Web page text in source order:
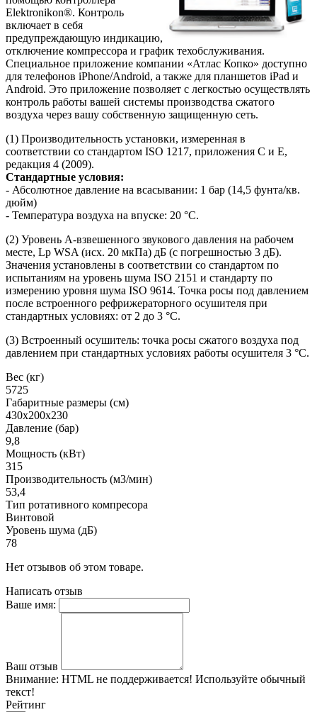
Elektronikon®. Контроль
включает в себя
предупреждающую индикацию,
отключение компрессора и график техобслуживания.
Специальное приложение компании «Атлас Копко» доступно
для телефонов iPhone/Android, а также для планшетов iPad и
Android. Это приложение позволяет с легкостью осуществлять
контроль работы вашей системы производства сжатого
воздуха через вашу собственную защищенную сеть.
(1) Производительность установки, измеренная в
соответствии со стандартом ISO 1217, приложения C и E,
редакция 4 (2009).
Стандартные условия:
- Абсолютное давление на всасывании: 1 бар (14,5 фунта/кв.
дюйм)
- Температура воздуха на впуске: 20 °C.
(2) Уровень А-взвешенного звукового давления на рабочем
месте, Lp WSA (исх. 20 мкПа) дБ (с погрешностью 3 дБ).
Значения установлены в соответствии со стандартом по
испытаниям на уровень шума ISO 2151 и стандарту по
измерению уровня шума ISO 9614. Точка росы под давлением
после встроенного рефрижераторного осушителя при
стандартных условиях: от 2 до 3 °C.
(3) Встроенный осушитель: точка росы сжатого воздуха под
давлением при стандартных условиях работы осушителя 3 °C.
Вес (кг)
5725
Габаритные размеры (см)
430х200х230
Давление (бар)
9,8
Мощность (кВт)
315
Производительность (м3/мин)
53,4
Тип ротативного компресора
Винтовой
Уровень шума (дБ)
78
Нет отзывов об этом товаре.
Написать отзыв
Ваше имя:
Ваш отзыв
Внимание: HTML не поддерживается! Используйте обычный
текст!
Рейтинг